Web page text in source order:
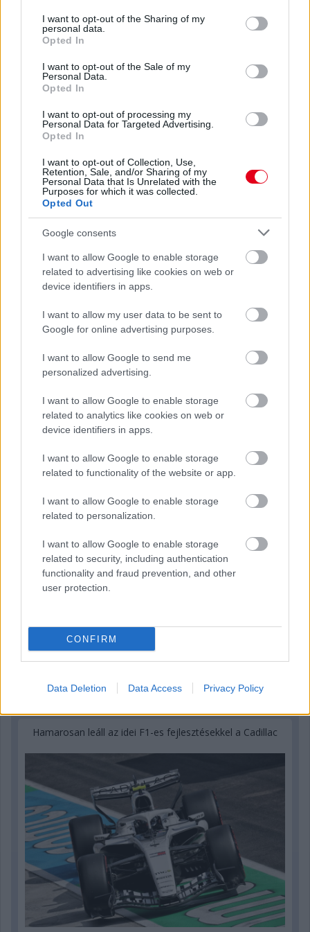
not limited to your visit or usage behaviour. You may click to
grant or deny consent to Google and its third-party tags to
use your data for below specified purposes in below Google
consent section.
I want to opt-out of the Sharing of my
personal data.
Opted In
I want to opt-out of the Sale of my
Personal Data.
Opted In
I want to opt-out of processing my
Personal Data for Targeted Advertising.
Opted In
I want to opt-out of Collection, Use,
Retention, Sale, and/or Sharing of my
Personal Data that Is Unrelated with the
Purposes for which it was collected.
Opted Out
Google consents
I want to allow Google to enable storage
related to advertising like cookies on web or
device identifiers in apps.
I want to allow my user data to be sent to
Google for online advertising purposes.
I want to allow Google to send me
personalized advertising.
I want to allow Google to enable storage
related to analytics like cookies on web or
device identifiers in apps.
I want to allow Google to enable storage
related to functionality of the website or app.
I want to allow Google to enable storage
related to personalization.
I want to allow Google to enable storage
related to security, including authentication
functionality and fraud prevention, and other
user protection.
CONFIRM
Data Deletion Data Access Privacy Policy
22 órája
Domenicali: Több sprint lesz az F1-ben – de nem
„Lando és Oscar kapcsolata csak még erősebbé vált a
Hamarosan leáll az idei F1-es fejlesztésekkel a Cadillac